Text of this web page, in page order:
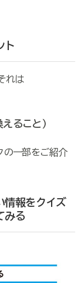
ト
れは
ること）
の一部をご紹介
報をクイズ
みる